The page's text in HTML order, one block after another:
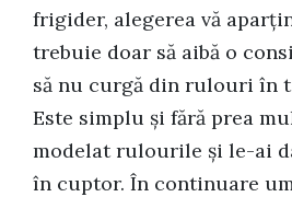
frigider, alegerea vă
trebuie doar să aibă o
să nu curgă din rulouri în
Este simplu și fără prea
modelat rulourile și le-ai
în cuptor. În continuare